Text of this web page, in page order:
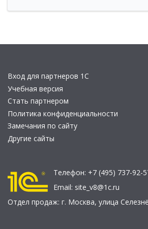
Вход для партнеров 1С
Учебная версия
Стать партнером
Политика конфиденциальности
Замечания по сайту
Другие сайты
Телефон: +7 (495) 737-92-
Email: site_v8@1c.ru
Отдел продаж: г. Москва, улица